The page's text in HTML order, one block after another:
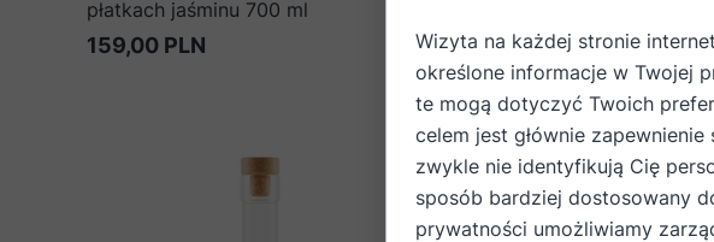
płatkach jaśminu 700 ml
159,00 PLN 159,00 PLN
Wizyta na każdej stronie
określone informacje w Twojej
te mogą dotyczyć Twoich
celem jest głównie
zwykle nie identyfikują Cię
sposób bardziej dostosowany
prywatności umożliwiamy